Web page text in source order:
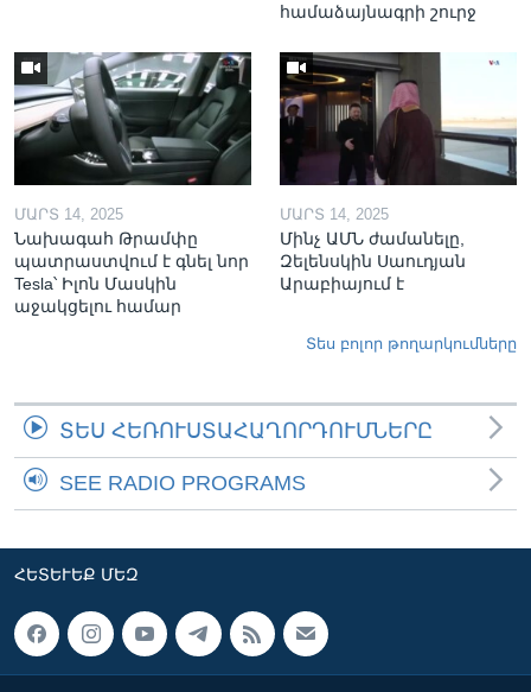
համաձայնագրի շուրջ
ՄԱՐՏ 14, 2025
Նախագահ Թրամփը
պատրաստվում է գնել նոր
Tesla՝ Իլոն Մասկին
աջակցելու համար
ՄԱՐՏ 14, 2025
Մինչ ԱՄՆ ժամանելը,
Զելենսկին Սաուդյան
Արաբիայում է
Տես բոլոր թողարկումները
ՏԵՍ ՀԵՌՈՒՍՏԱՀԱՂՈՐԴՈՒՄՆԵՐԸ
SEE RADIO PROGRAMS
ՀԵՏԵՒԵՔ ՄԵԶ